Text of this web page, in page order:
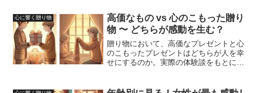
心に響く贈り物
高価なもの vs 心のこもった贈り
物 〜 どちらが感動を生む？
贈り物において、高価なプレゼントと心
のこもったプレゼントはどちらが人を幸
せにするのか。実際の体験談をもとに、